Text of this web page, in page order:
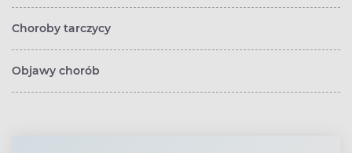
Choroby tarczycy
Objawy chorób